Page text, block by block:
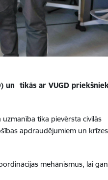
un tikās ar VUGD
tika pievērsta civilās
apdraudējumiem un krīzes
mehānismus, lai